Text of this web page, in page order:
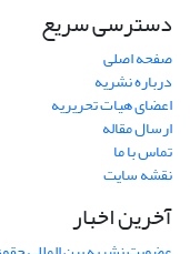
دسترسی سریع
صفحه اصلی
درباره نشریه
اعضای هیات تحریریه
ارسال مقاله
تماس با ما
نقشه سایت
آخرین اخبار